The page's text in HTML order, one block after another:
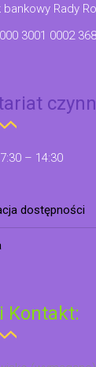
bankowy Rady
3001 0002
– 14:30
dostępności
Kontakt: